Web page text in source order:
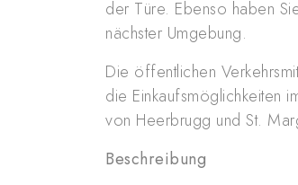
der Türe. Ebenso haben
nächster Umgebung.
Die öffentlichen
die Einkaufsmöglichkeiten
von Heerbrugg und St.
Beschreibung